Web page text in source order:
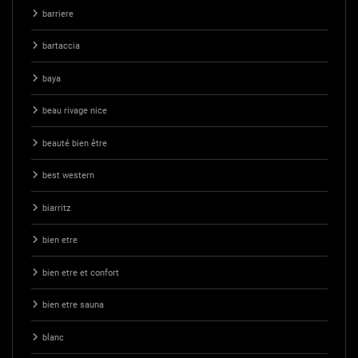
barriere
bartaccia
baya
beau rivage nice
beauté bien être
best western
biarritz
bien etre
bien etre et confort
bien etre sauna
blanc